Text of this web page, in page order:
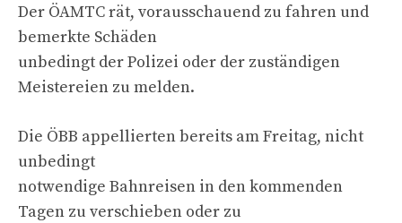
Der ÖAMTC rät, vorausschauend zu fahren und
bemerkte Schäden
unbedingt der Polizei oder der zuständigen
Meistereien zu melden.
Die ÖBB appellierten bereits am Freitag, nicht
unbedingt
notwendige Bahnreisen in den kommenden
Tagen zu verschieben oder zu